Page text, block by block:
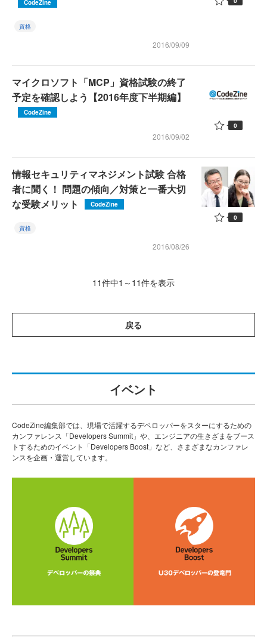
CodeZine
資格
2016/09/09
マイクロソフト「MCP」資格試験の終了
予定を確認しよう【2016年度下半期編】
CodeZine
2016/09/02
0
情報セキュリティマネジメント試験 合格
者に聞く！ 問題の傾向／対策と一番大切
な受験メリット
CodeZine
資格
2016/08/26
0
11件中1～11件を表示
戻る
イベント
CodeZine編集部では、現場で活躍するデベロッパーをスターにするための
カンファレンス「Developers Summit」や、エンジニアの生きざまをブース
トするためのイベント「Developers Boost」など、さまざまなカンファレ
ンスを企画・運営しています。